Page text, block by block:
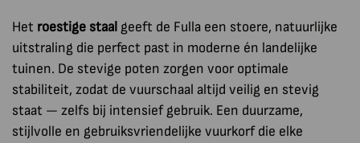
Het roestige staalgeeft de Fulla een stoere, natuurlijke
uitstraling die perfect past in moderne én landelijke
tuinen. De stevige poten zorgen voor optimale
stabiliteit, zodat de vuurschaal altijd veilig en stevig
staat — zelfs bij intensief gebruik. Een duurzame,
stijlvolle en gebruiksvriendelijke vuurkorf die elke